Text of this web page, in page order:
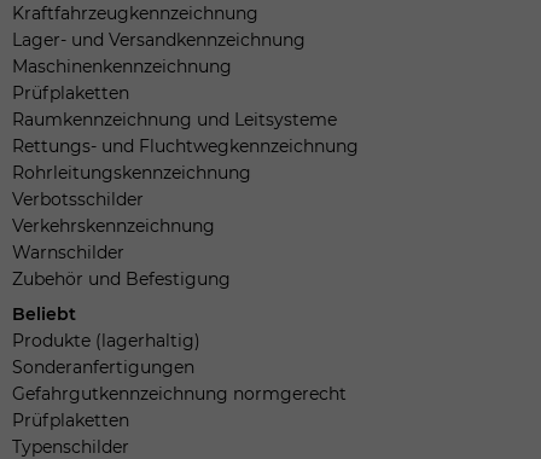
Kraftfahrzeugkennzeichnung
Lager- und Versandkennzeichnung
Maschinenkennzeichnung
Prüfplaketten
Raumkennzeichnung und Leitsysteme
Rettungs- und Fluchtwegkennzeichnung
Rohrleitungskennzeichnung
Verbotsschilder
Verkehrskennzeichnung
Warnschilder
Zubehör und Befestigung
Beliebt
Produkte (lagerhaltig)
Sonderanfertigungen
Gefahrgutkennzeichnung normgerecht
Prüfplaketten
Typenschilder